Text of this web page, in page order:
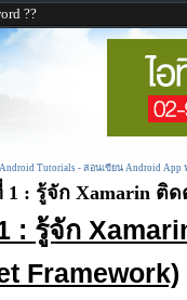
??
Android Tutorials - สอนเขียน Android App
: รู้จัก Xamarin ติด
: รู้จัก
Framework)